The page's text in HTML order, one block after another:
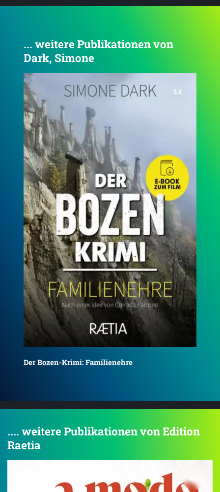
... weitere Publikationen von
Dark, Simone
3.9
Der Bozen-Krimi: Vergeltung
.... weitere Publikationen von Edition
Raetia
4.4